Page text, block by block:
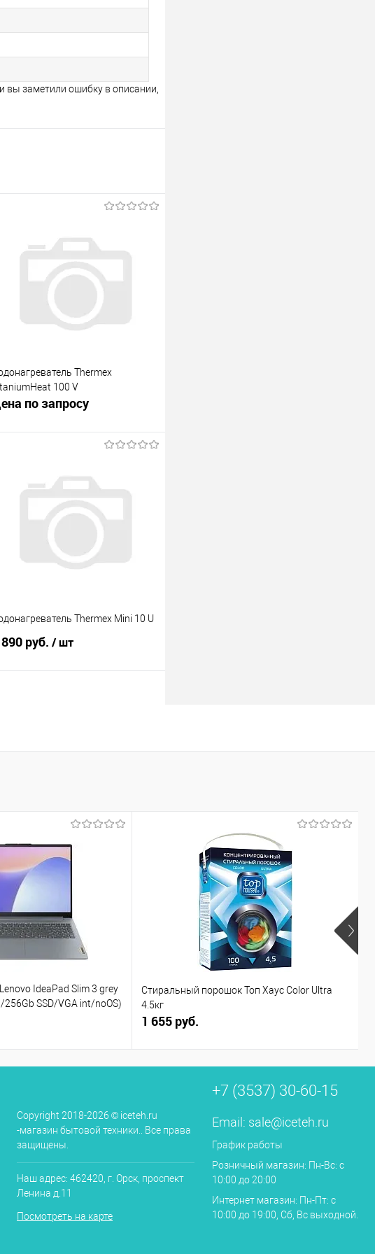
вы заметили ошибку в описании,
Thermex
100 V
по запросу
Запросить цену
Купить в 1 клик
К сравнению
В избранное
В наличии
Thermex Mini 10 U
руб. / шт
В избранное
В наличии
IdeaPad Slim 3 grey
256Gb SSD/VGA int/noOS)
Стиральный порошок Топ Хаус Color Ultra
4.5кг
1 655 руб.
Copyright 2018-2026 © iceteh.ru
-магазин бытовой техники.. Все права
защищены.
Наш адрес: 462420, г. Орск, проспект
Ленина д.11
Посмотреть на карте
+7 (3537) 30-60-15
Email: sale@iceteh.ru
График работы
Розничный магазин: Пн-Вс: с
10:00 до 20:00
Интернет магазин: Пн-Пт: с
10:00 до 19:00, Сб, Вс выходной.